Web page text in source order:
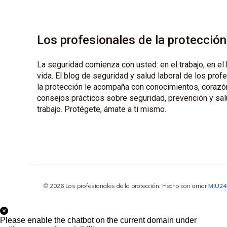
Los profesionales de la protección
La seguridad comienza con usted: en el trabajo, en el
vida. El blog de seguridad y salud laboral de los
la protección le acompaña con conocimientos,
consejos prácticos sobre seguridad, prevención y
trabajo. Protégete, ámate a ti mismo.
© 2026 Los profesionales de la protección. Hecho con amor
Please enable the chatbot on the current domain under